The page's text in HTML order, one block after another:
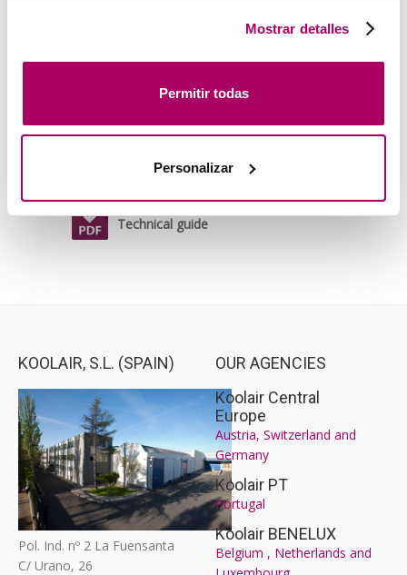
garantiza un nivel adecuado de protección de datos) para
registrar tus preferencias, analizar tu uso de la web y
tu navegación. Para más más información consulta
nuestraPolítica de Cookies.
Mostrar detalles
Permitir todas
Personalizar
Technical guide
KOOLAIR, S.L. (SPAIN)
Pol. Ind. nº 2 La Fuensanta
C/ Urano, 26
OUR AGENCIES
Koolair Central
Europe
Austria, Switzerland and
Germany
Koolair PT
Portugal
Koolair BENELUX
Belgium , Netherlands and